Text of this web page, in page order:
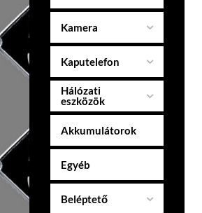
Kamera
Kaputelefon
Hálózati
eszközök
Akkumulátorok
Egyéb
Beléptető